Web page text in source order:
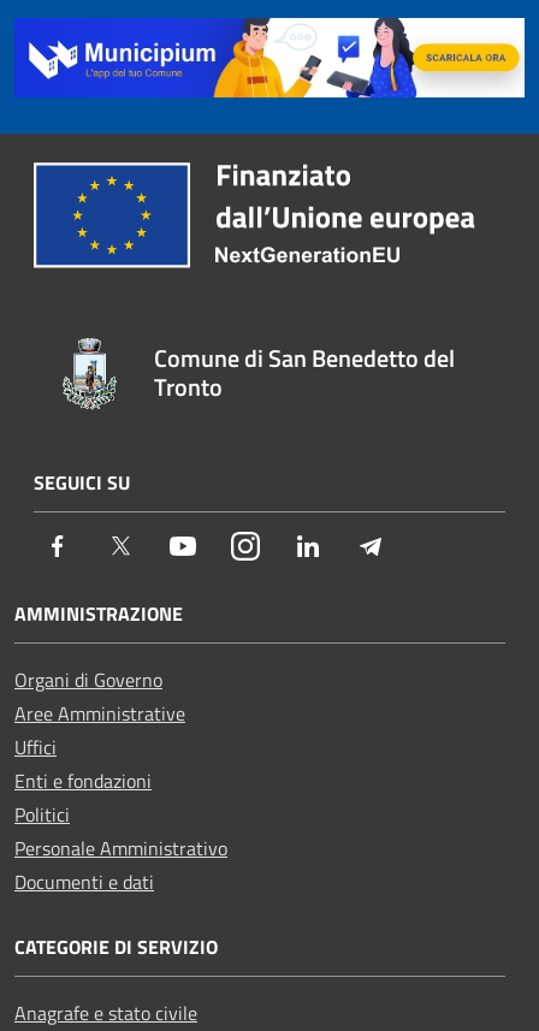
Comune di San Benedetto del
Tronto
SEGUICI SU
Facebook Twitter YoutubeInstagramLinkedIn
AMMINISTRAZIONE
Organi di Governo
Aree Amministrative
Uffici
Enti e fondazioni
Politici
Personale Amministrativo
Documenti e dati
CATEGORIE DI SERVIZIO
Anagrafe e stato civile